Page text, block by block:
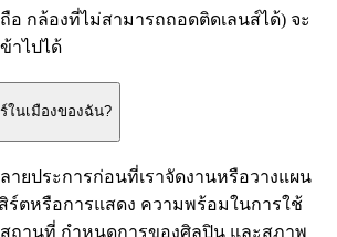
อ กล้องที่ไม่สามารถถอดติดเลนส์ได้) จะ
าไปได้
ในเมืองของฉัน?
ายประการก่อนที่เราจัดงานหรือวางแผน
ร์ตหรือการแสดง ความพร้อมในการใช้
ถานที่ กำหนดการของศิลปิน และสภาพ